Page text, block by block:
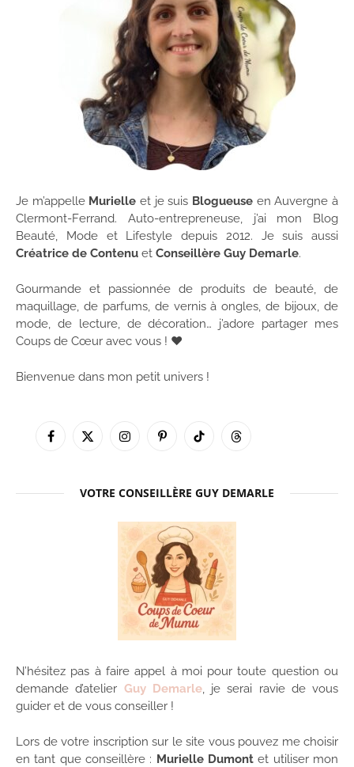
Je m’appelle Murielle et je suis Blogueuse en Auvergne à
Clermont-Ferrand. Auto-entrepreneuse, j’ai mon Blog
Beauté, Mode et Lifestyle depuis 2012. Je suis aussi
Créatrice de Contenu et Conseillère Guy Demarle.
Gourmande et passionnée de produits de beauté, de
maquillage, de parfums, de vernis à ongles, de bijoux, de
mode, de lecture, de décoration… j’adore partager mes
Coups de Cœur avec vous ! ♥
Bienvenue dans mon petit univers !
Facebook
X
InstagramPinterestTikTok Threads
VOTRE CONSEILLÈRE GUY DEMARLE
N’hésitez pas à faire appel à moi pour toute question ou
demande d’atelier Guy Demarle, je serai ravie de vous
guider et de vous conseiller !
Lors de votre inscription sur le site vous pouvez me choisir
en tant que conseillère : Murielle Dumont et utiliser mon